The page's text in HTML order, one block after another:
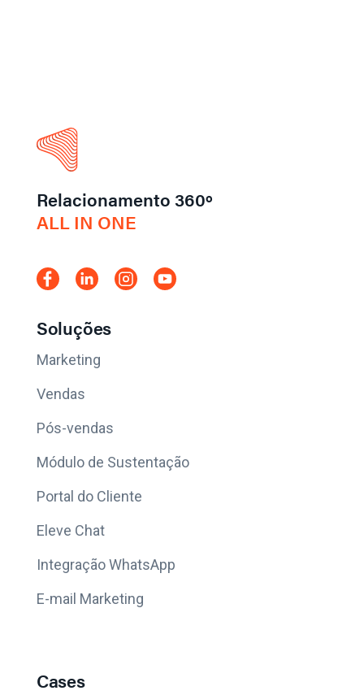
Relacionamento 360º
ALL IN ONE
Soluções
Marketing
Vendas
Pós-vendas
Módulo de Sustentação
Portal do Cliente
Eleve Chat
Integração WhatsApp
E-mail Marketing
Cases